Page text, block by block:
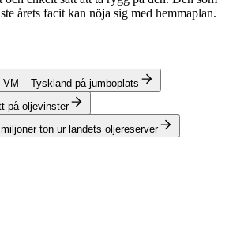
årets facit kan nöja sig med hemmaplan.
– Tyskland på jumboplats
på oljevinster
ton ur landets oljereserver